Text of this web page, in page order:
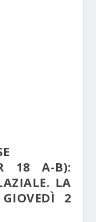
18 A-B):
LA
2